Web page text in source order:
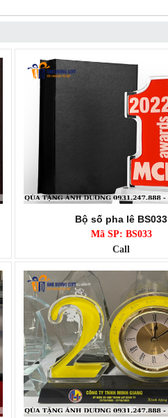
Bộ số pha lê BS033
Mã SP: BS033
Call